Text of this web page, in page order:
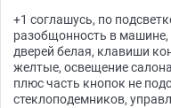
+1 соглашусь, по
разобщонность в
дверей белая, клавиши
желтые, освещение
плюс часть кнопок не
стеклоподемников,